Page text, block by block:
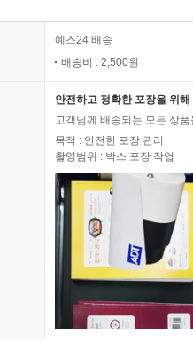
예스24 배송
배송비 : 2,500원
안전하고 정확한 포장을 위
고객님께 배송되는 모든 상
목적 : 안전한 포장 관리
촬영범위 : 박스 포장 작업